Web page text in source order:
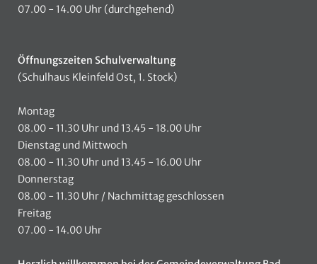
07.00 - 14.00 Uhr (durchgehend)
Öffnungszeiten Schulverwaltung
(Schulhaus Kleinfeld Ost, 1. Stock)
Montag
08.00 - 11.30 Uhr und 13.45 - 18.00 Uhr
Dienstag und Mittwoch
08.00 - 11.30 Uhr und 13.45 - 16.00 Uhr
Donnerstag
08.00 - 11.30 Uhr / Nachmittag geschlossen
Freitag
07.00 - 14.00 Uhr